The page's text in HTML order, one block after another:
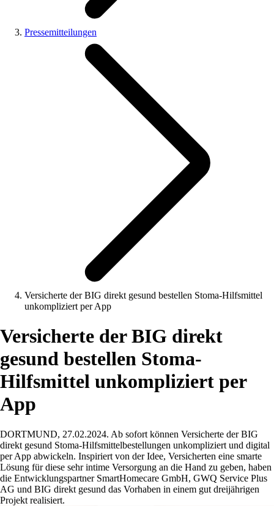
Pressemitteilungen
Versicherte der BIG direkt gesund bestellen Stoma-Hilfsmittel
unkompliziert per App
Versicherte der BIG direkt
gesund bestellen Stoma-
Hilfsmittel unkompliziert per
App
DORTMUND, 27.02.2024. Ab sofort können Versicherte der BIG
direkt gesund Stoma-Hilfsmittelbestellungen unkompliziert und digital
per App abwickeln. Inspiriert von der Idee, Versicherten eine smarte
Lösung für diese sehr intime Versorgung an die Hand zu geben, haben
die Entwicklungspartner SmartHomecare GmbH, GWQ Service Plus
AG und BIG direkt gesund das Vorhaben in einem gut dreijährigen
Projekt realisiert.